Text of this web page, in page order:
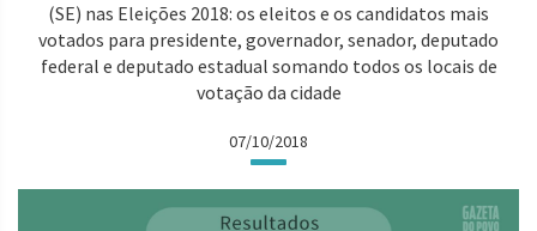
(SE) nas Eleições 2018: os eleitos e os candidatos mais
votados para presidente, governador, senador, deputado
federal e deputado estadual somando todos os locais de
votação da cidade
07/10/2018